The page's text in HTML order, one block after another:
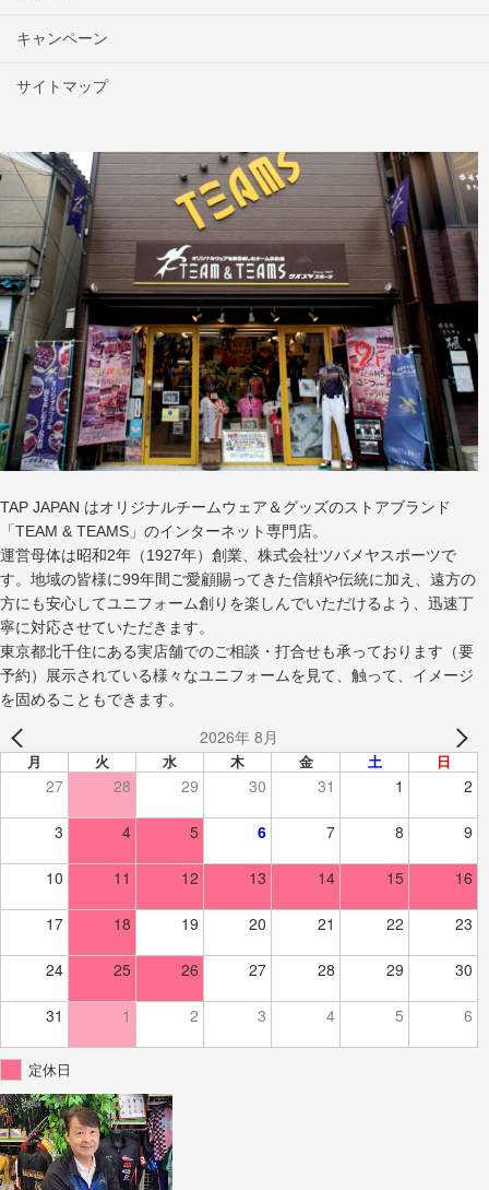
キャンペーン
サイトマップ
TAP JAPAN はオリジナルチームウェア＆グッズのストアブランド
「TEAM & TEAMS」のインターネット専門店。
運営母体は昭和2年（1927年）創業、株式会社ツバメヤスポーツで
す。地域の皆様に99年間ご愛顧賜ってきた信頼や伝統に加え、遠方の
方にも安心してユニフォーム創りを楽しんでいただけるよう、迅速丁
寧に対応させていただきます。
東京都北千住にある実店舗でのご相談・打合せも承っております（要
予約）展示されている様々なユニフォームを見て、触って、イメージ
を固めることもできます。
2026年 8月
月 火 水 木 金 土 日
27 28 29 30 31 1 2
3 4 5 6 7 8 9
10 11 12 13 14 15 16
17 18 19 20 21 22 23
24 25 26 27 28 29 30
31 1 2 3 4 5 6
定休日